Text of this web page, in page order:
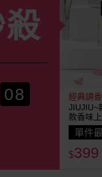
06
經典調
JIUJIU~
款香味
單件
$399